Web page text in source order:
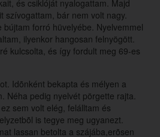
és csiklóját nyalogattam. Majd
szívogattam, bár nem volt nagy.
forró hüvelyébe. Nyelvemmel
ilyenkor hangosan felnyögött.
kulcsolta, és így fordult meg 69-es
Idõnként bekapta és mélyen a
Néha pedig nyelvét pörgette rajta.
sem volt elég, felálltam és
is tegye meg ugyanezt.
lassan betolta a szájába,erõsen